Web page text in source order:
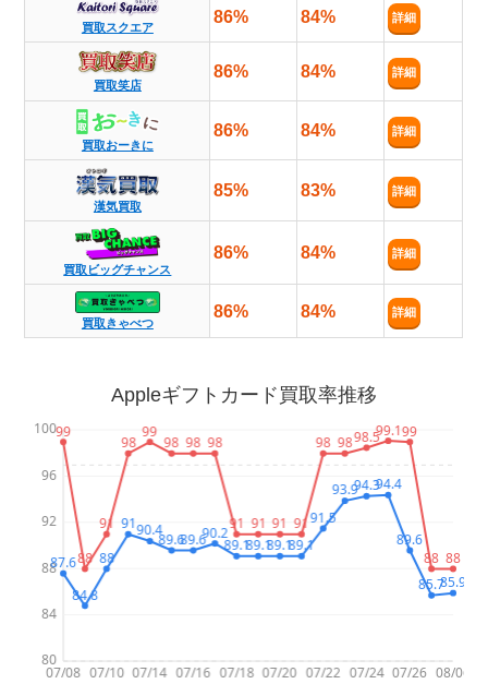
買取スクエア
86% 84% 詳細
買取笑店
86% 84% 詳細
買取おーきに
86% 84% 詳細
漢気買取
85% 83% 詳細
買取ビッグチャンス
86% 84% 詳細
買取きゃべつ
86% 84% 詳細
Appleギフトカード買取率推移